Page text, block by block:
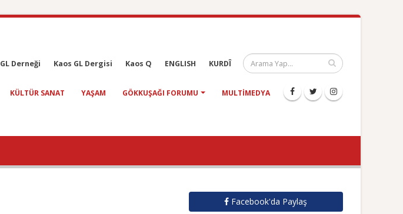
Derneği Kaos GL Dergisi Kaos Q ENGLISH KURDÎ
KÜLTÜR SANAT YAŞAM GÖKKUŞAĞI FORUMU MULTIMEDYA
Facebook'da Paylaş